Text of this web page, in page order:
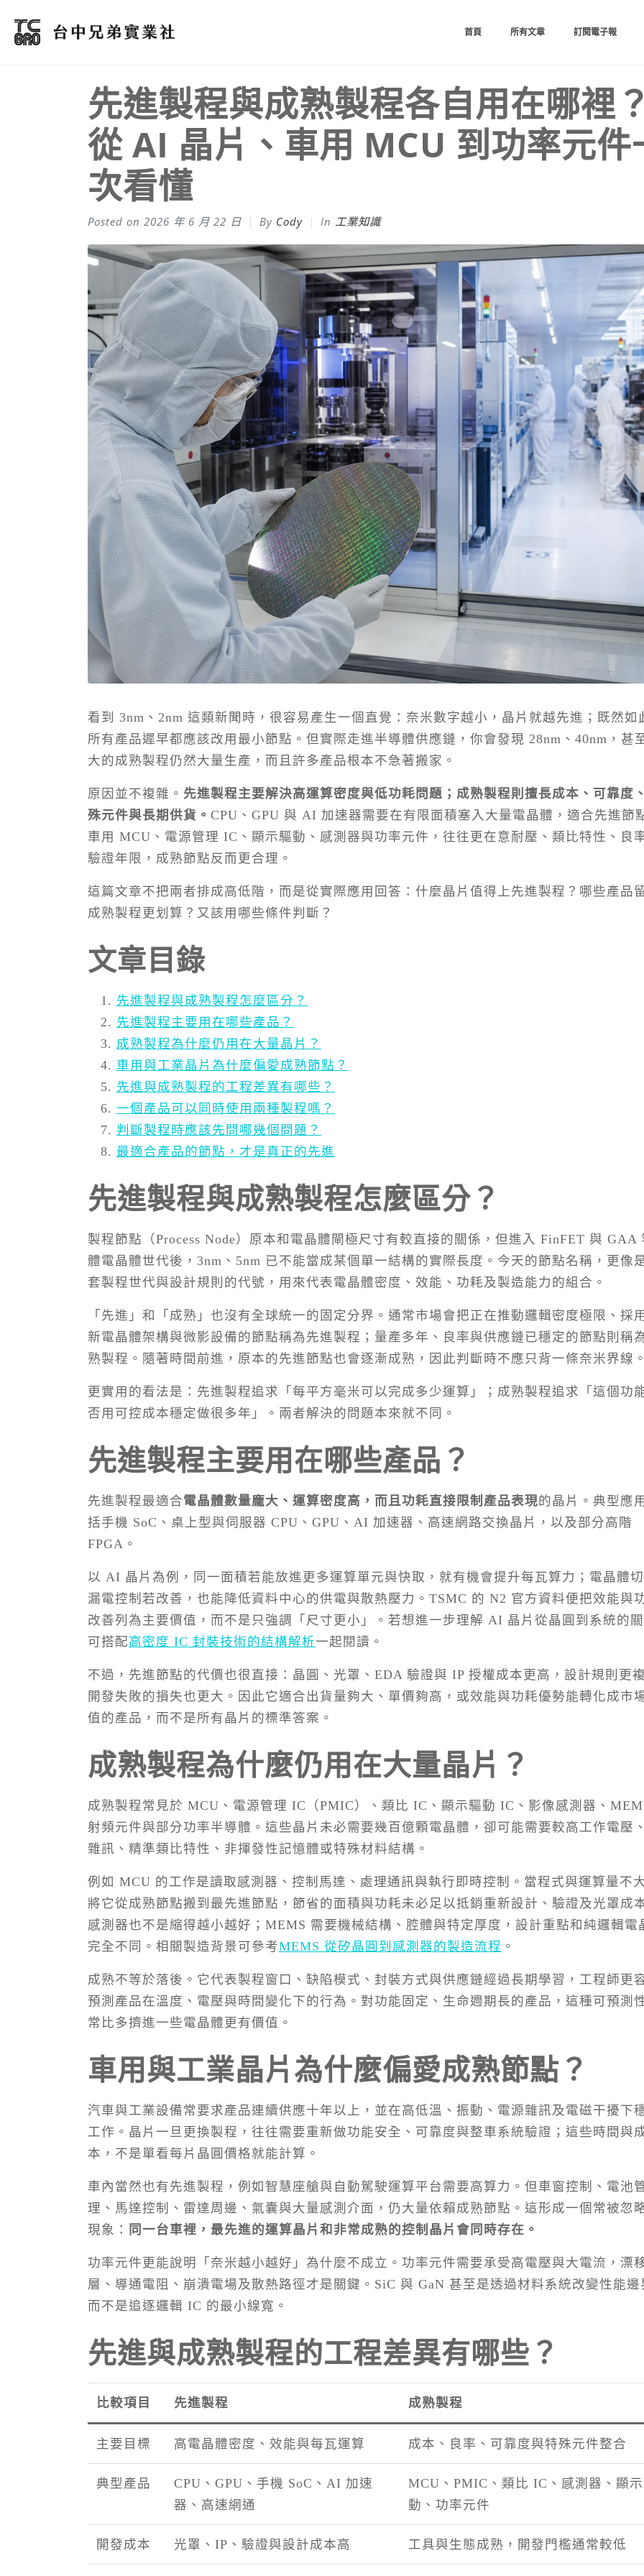
首頁 所有文章 訂閱電子報
先進製程與成熟製程各自用在哪裡？
從 AI 晶片、車用 MCU 到功率元件
次看懂
Posted on 2026 年 6 月 22 日 By Cody In 工業知識
看到 3nm、2nm 這類新聞時，很容易產生一個直覺：奈米數字越小，晶片就越先進；既然如
所有產品遲早都應該改用最小節點。但實際走進半導體供應鏈，你會發現 28nm、40nm，甚
大的成熟製程仍然大量生產，而且許多產品根本不急著搬家。
原因並不複雜。 先進製程主要解決高運算密度與低功耗問題；成熟製程則擅長成本、可靠度
殊元件與長期供貨。 CPU、GPU 與 AI 加速器需要在有限面積塞入大量電晶體，適合先進節
車用 MCU、電源管理 IC、顯示驅動、感測器與功率元件，往往更在意耐壓、類比特性、良
驗證年限，成熟節點反而更合理。
這篇文章不把兩者排成高低階，而是從實際應用回答：什麼晶片值得上先進製程？哪些產品
成熟製程更划算？又該用哪些條件判斷？
文章目錄
先進製程與成熟製程怎麼區分？
先進製程主要用在哪些產品？
成熟製程為什麼仍用在大量晶片？
車用與工業晶片為什麼偏愛成熟節點？
先進與成熟製程的工程差異有哪些？
一個產品可以同時使用兩種製程嗎？
判斷製程時應該先問哪幾個問題？
最適合產品的節點，才是真正的先進
先進製程與成熟製程怎麼區分？
製程節點（Process Node）原本和電晶體閘極尺寸有較直接的關係，但進入 FinFET 與 GAA
體電晶體世代後，3nm、5nm 已不能當成某個單一結構的實際長度。今天的節點名稱，更像
套製程世代與設計規則的代號，用來代表電晶體密度、效能、功耗及製造能力的組合。
「先進」和「成熟」也沒有全球統一的固定分界。通常市場會把正在推動邏輯密度極限、採
新電晶體架構與微影設備的節點稱為先進製程；量產多年、良率與供應鏈已穩定的節點則稱
熟製程。隨著時間前進，原本的先進節點也會逐漸成熟，因此判斷時不應只背一條奈米界線。
更實用的看法是：先進製程追求「每平方毫米可以完成多少運算」；成熟製程追求「這個功
否用可控成本穩定做很多年」。兩者解決的問題本來就不同。
先進製程主要用在哪些產品？
先進製程最適合電晶體數量龐大、運算密度高，而且功耗直接限制產品表現的晶片。典型應
括手機 SoC、桌上型與伺服器 CPU、GPU、AI 加速器、高速網路交換晶片，以及部分高階
FPGA。
以 AI 晶片為例，同一面積若能放進更多運算單元與快取，就有機會提升每瓦算力；電晶體
漏電控制若改善，也能降低資料中心的供電與散熱壓力。TSMC 的 N2 官方資料便把效能與
改善列為主要價值，而不是只強調「尺寸更小」。若想進一步理解 AI 晶片從晶圓到系統的關
可搭配高密度 IC 封裝技術的結構解析一起閱讀。
不過，先進節點的代價也很直接：晶圓、光罩、EDA 驗證與 IP 授權成本更高，設計規則更複
開發失敗的損失也更大。因此它適合出貨量夠大、單價夠高，或效能與功耗優勢能轉化成市
值的產品，而不是所有晶片的標準答案。
成熟製程為什麼仍用在大量晶片？
成熟製程常見於 MCU、電源管理 IC（PMIC）、類比 IC、顯示驅動 IC、影像感測器、
射頻元件與部分功率半導體。這些晶片未必需要幾百億顆電晶體，卻可能需要較高工作電壓
雜訊、精準類比特性、非揮發性記憶體或特殊材料結構。
例如 MCU 的工作是讀取感測器、控制馬達、處理通訊與執行即時控制。當程式與運算量不大
將它從成熟節點搬到最先進節點，節省的面積與功耗未必足以抵銷重新設計、驗證及光罩成
感測器也不是縮得越小越好；MEMS 需要機械結構、腔體與特定厚度，設計重點和純邏輯電
完全不同。相關製造背景可參考MEMS 從矽晶圓到感測器的製造流程 。
成熟不等於落後。它代表製程窗口、缺陷模式、封裝方式與供應鏈經過長期學習，工程師更
預測產品在溫度、電壓與時間變化下的行為。對功能固定、生命週期長的產品，這種可預測
常比多擠進一些電晶體更有價值。
車用與工業晶片為什麼偏愛成熟節點？
汽車與工業設備常要求產品連續供應十年以上，並在高低溫、振動、電源雜訊及電磁干擾下
工作。晶片一旦更換製程，往往需要重新做功能安全、可靠度與整車系統驗證；這些時間與
本，不是單看每片晶圓價格就能計算。
車內當然也有先進製程，例如智慧座艙與自動駕駛運算平台需要高算力。但車窗控制、電池
理、馬達控制、雷達周邊、氣囊與大量感測介面，仍大量依賴成熟節點。這形成一個常被忽
現象：
同一台車裡，最先進的運算晶片和非常成熟的控制晶片會同時存在。
功率元件更能說明「奈米越小越好」為什麼不成立。功率元件需要承受高電壓與大電流，漂
層、導通電阻、崩潰電場及散熱路徑才是關鍵。SiC 與 GaN 甚至是透過材料系統改變性能邊
而不是追逐邏輯 IC 的最小線寬。
先進與成熟製程的工程差異有哪些？
比較項目 先進製程 成熟製程
主要目標 高電晶體密度、效能與每瓦運算 成本、良率、可靠度與特殊元件整合
典型產品
CPU、GPU、手機 SoC、AI 加速
器、高速網通
MCU、PMIC、類比 IC、感測器、顯
動、功率元件
開發成本 光罩、IP、驗證與設計成本高 工具與生態成熟，開發門檻通常較低